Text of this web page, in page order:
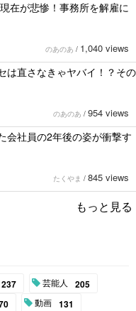
在が悲惨！事務所を解雇に
のあのあ / 1,040 views
は直さなきゃヤバイ！？その
のあのあ / 954 views
会社員の2年後の姿が衝撃す
たくやま / 845 views
もっと見る
237 芸能人 205
動画 131